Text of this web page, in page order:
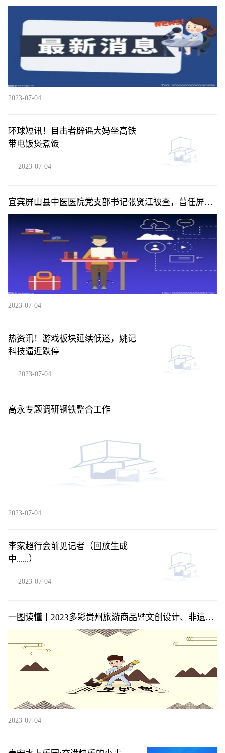
头条
2023-07-04
环球短讯！目击者辟谣大妈坐高铁
带电饭煲煮饭
2023-07-04
宜宾屏山县中医医院党支部书记张贤江被查，曾任屏山
县人民医院院长
2023-07-04
热资讯！游戏板块延续低迷，姚记
科技逼近跌停
2023-07-04
高永专题调研钢铁整合工作
2023-07-04
李家超行会前见记者（回放生成
中......）
2023-07-04
一图读懂丨2023多彩贵州旅游商品暨文创设计、非遗旅
游商品定制设计大赛
2023-07-04